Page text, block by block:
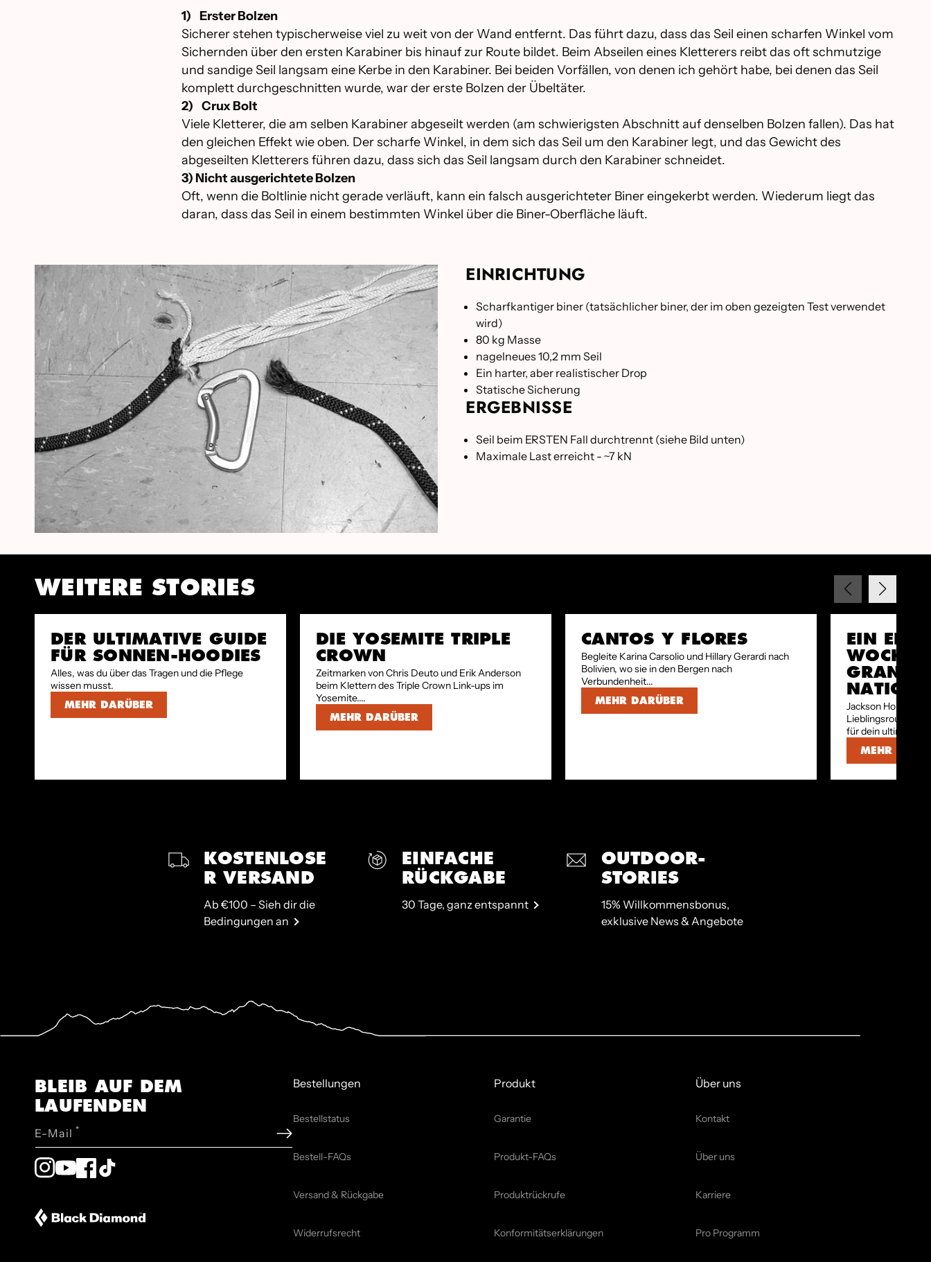
1) Erster Bolzen
Sicherer stehen typischerweise viel zu weit von der Wand entfernt. Das führt dazu, dass das Seil einen scharfen Winkel vom
Sichernden über den ersten Karabiner bis hinauf zur Route bildet. Beim Abseilen eines Kletterers reibt das oft schmutzige
und sandige Seil langsam eine Kerbe in den Karabiner. Bei beiden Vorfällen, von denen ich gehört habe, bei denen das Seil
komplett durchgeschnitten wurde, war der erste Bolzen der Übeltäter.
2) Crux Bolt
Viele Kletterer, die am selben Karabiner abgeseilt werden (am schwierigsten Abschnitt auf denselben Bolzen fallen). Das hat
den gleichen Effekt wie oben. Der scharfe Winkel, in dem sich das Seil um den Karabiner legt, und das Gewicht des
abgeseilten Kletterers führen dazu, dass sich das Seil langsam durch den Karabiner schneidet.
3) Nicht ausgerichtete Bolzen
Oft, wenn die Boltlinie nicht gerade verläuft, kann ein falsch ausgerichteter Biner eingekerbt werden. Wiederum liegt das
daran, dass das Seil in einem bestimmten Winkel über die Biner-Oberfläche läuft.
EINRICHTUNG
Scharfkantiger biner (tatsächlicher biner, der im oben gezeigten Test verwendet
wird)
80 kg Masse
nagelneues 10,2 mm Seil
Ein harter, aber realistischer Drop
Statische Sicherung
ERGEBNISSE
Seil beim ERSTEN Fall durchtrennt (siehe Bild unten)
Maximale Last erreicht - ~7 kN
WEITERE STORIES
DER ULTIMATIVE GUIDE
FÜR SONNEN-HOODIES
Alles, was du über das Tragen und die Pflege
wissen musst.
MEHR DARÜBER
DIE YOSEMITE TRIPLE
CROWN
Zeitmarken von Chris Deuto und Erik Anderson
beim Klettern des Triple Crown Link-ups im
Yosemite....
MEHR DARÜBER
CANTOS Y FLORES
Begleite Karina Carsolio und Hillary Gerardi nach
Bolivien, wo sie in den Bergen nach
Verbundenheit...
MEHR DARÜBER
EIN
GRAND-
Jackson Hole
Lieblingsrouten
für dein
MEHR
KOSTENLOSE
R VERSAND
Ab €100 – Sieh dir die
Bedingungen an
EINFACHE
RÜCKGABE
30 Tage, ganz entspannt
OUTDOOR-
STORIES
15% Willkommensbonus,
exklusive News & Angebote
BLEIB AUF DEM
LAUFENDEN
E-Mail *
Instagram
YouTubeFacebook
TikTok
Bestellungen
Bestellstatus
Bestell-FAQs
Versand & Rückgabe
Widerrufsrecht
Produkt
Garantie
Produkt-FAQs
Produktrückrufe
Konformitätserklärungen
Über uns
Kontakt
Über uns
Karriere
Pro Programm